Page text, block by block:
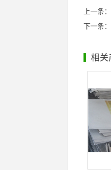
上一条：
下一条：
相关